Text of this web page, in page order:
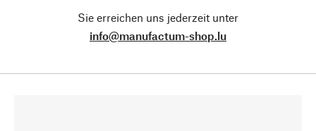
Sie erreichen uns jederzeit unter
info@manufactum-shop.lu